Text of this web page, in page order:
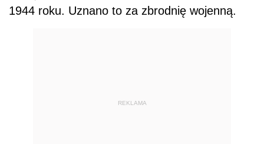
1944 roku. Uznano to za zbrodnię wojenną.
REKLAMA